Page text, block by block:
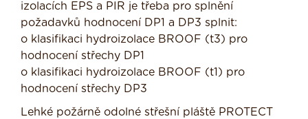
izolacích EPS a PIR je třeba pro splnění
požadavků hodnocení DP1 a DP3 splnit:
o klasifikaci hydroizolace BROOF (t3) pro
hodnocení střechy DP1
o klasifikaci hydroizolace BROOF (t1) pro
hodnocení střechy DP3
Lehké požárně odolné střešní pláště PROTECT